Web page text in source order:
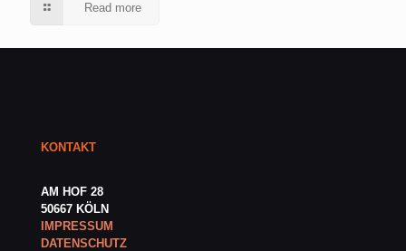
Read more
KONTAKT
AM HOF 28
50667 KÖLN
IMPRESSUM
DATENSCHUTZ